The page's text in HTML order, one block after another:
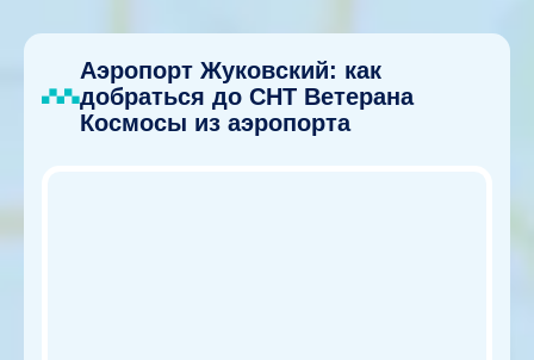
Аэропорт Жуковский: как
добраться до СНТ Ветерана
Космосы из аэропорта